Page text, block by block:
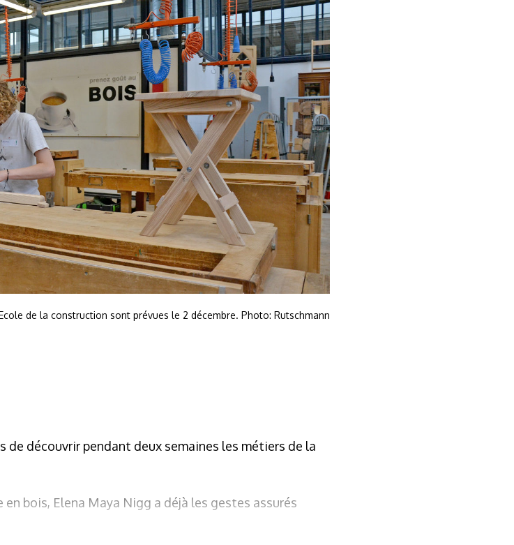
de la construction sont prévues le 2 décembre. Photo: Rutschmann
découvrir pendant deux semaines les métiers de la
bois, Elena Maya Nigg a déjà les gestes assurés